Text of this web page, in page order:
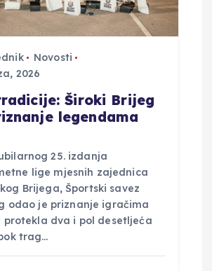
Novosti
2026
Široki Brijeg
legendama
25. izdanja
lige mjesnih zajednica
Brijega, Športski savez
odao je priznanje igračima
protekla dva i pol desetljeća
trag…